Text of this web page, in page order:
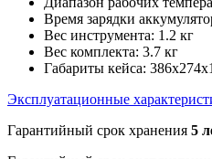
Время зарядки
Вес инструмента: 1.2 кг
Вес комплекта: 3.7 кг
Габариты кейса:
Эксплуатационные
Гарантийный срок хранения 5